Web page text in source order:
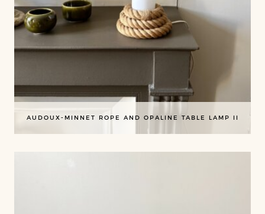
AUDOUX-MINNET ROPE AND OPALINE TABLE LAMP II